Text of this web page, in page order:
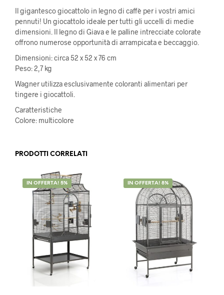
Il gigantesco giocattolo in legno di caffè per i vostri amici
pennuti! Un giocattolo ideale per tutti gli uccelli di medie
dimensioni. Il legno di Giava e le palline intrecciate colorate
offrono numerose opportunità di arrampicata e beccaggio.
Dimensioni: circa 52 x 52 x 76 cm
Peso: 2,7 kg
Wagner utilizza esclusivamente coloranti alimentari per
tingere i giocattoli.
Caratteristiche
Colore: multicolore
PRODOTTI CORRELATI
IN OFFERTA! 5% IN OFFERTA! 8%